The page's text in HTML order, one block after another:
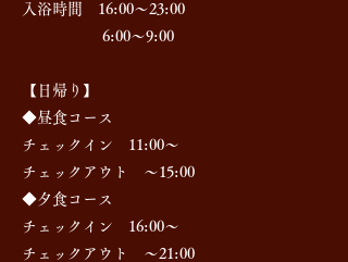
入浴時間 16:00～23:00
6:00～9:00
【日帰り】
◆昼食コース
チェックイン 11:00～
チェックアウト ～15:00
◆夕食コース
チェックイン 16:00～
チェックアウト ～21:00